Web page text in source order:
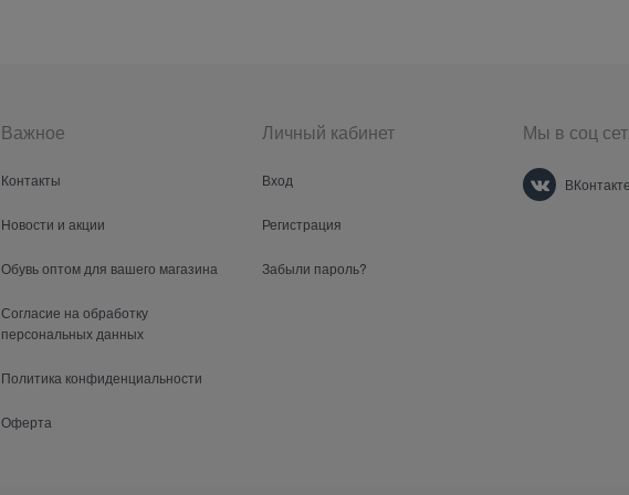
Важное
Контакты
Новости и акции
Обувь оптом для вашего магазина
Согласие на обработку
персональных данных
Политика конфиденциальности
Оферта
Личный кабинет
Вход
Регистрация
Забыли пароль?
Мы в соц